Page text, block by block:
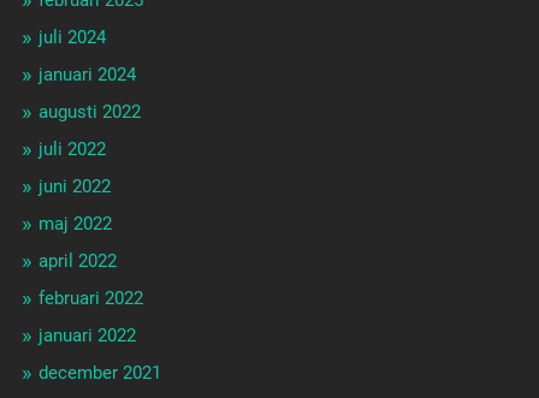
juli 2024
januari 2024
augusti 2022
juli 2022
juni 2022
maj 2022
april 2022
februari 2022
januari 2022
december 2021